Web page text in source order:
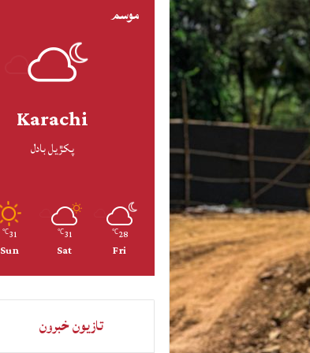
موسم
Karachi
پکڙيل بادل
28
℃
Fri
31
℃
Sat
31
℃
Sun
تازيون خبرون